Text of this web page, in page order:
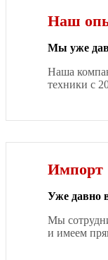
Наш
Мы уже
Наша
техники с
Импорт
Уже давно
Мы
и имеем